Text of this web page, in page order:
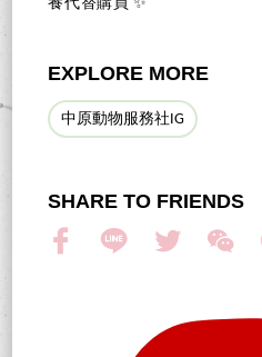
養代替購買 ✨
EXPLORE MORE
中原動物服務社IG
SHARE TO FRIENDS